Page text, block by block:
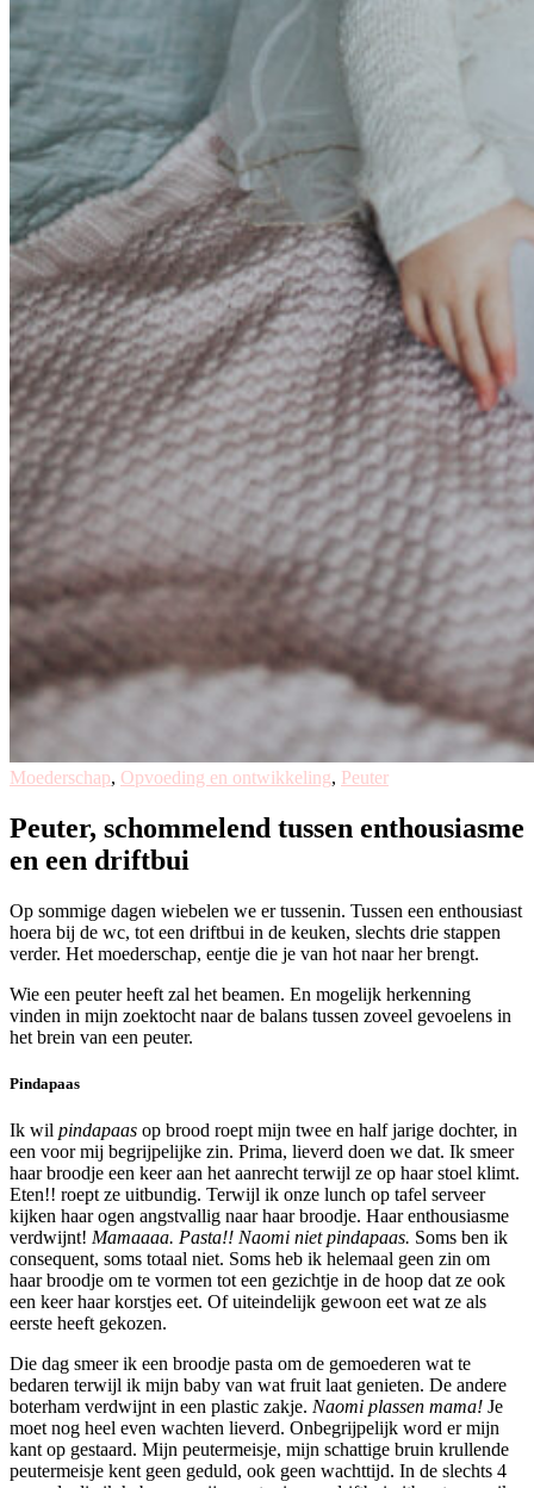
Moederschap, Opvoeding en ontwikkeling, Peuter
Peuter, schommelend tussen enthousiasme
en een driftbui
Op sommige dagen wiebelen we er tussenin. Tussen een enthousiast
hoera bij de wc, tot een driftbui in de keuken, slechts drie stappen
verder. Het moederschap, eentje die je van hot naar her brengt.
Wie een peuter heeft zal het beamen. En mogelijk herkenning
vinden in mijn zoektocht naar de balans tussen zoveel gevoelens in
het brein van een peuter.
Pindapaas
Ik wil pindapaas op brood roept mijn twee en half jarige dochter, in
een voor mij begrijpelijke zin. Prima, lieverd doen we dat. Ik smeer
haar broodje een keeraan het aanrecht terwijl ze op haar stoel klimt.
Eten!! roept ze uitbundig. Terwijl ik onze lunch op tafel serveer
kijken haar ogen angstvallig naar haar broodje. Haar enthousiasme
verdwijnt! Mamaaaa. Pasta!! Naomi niet pindapaas. Soms ben ik
consequent, soms totaal niet. Soms heb ik helemaal geen zin om
haar broodje om te vormen tot een gezichtje in de hoop dat ze ook
een keer haar korstjes eet. Of uiteindelijk gewoon eet wat ze als
eerste heeft gekozen.
Die dag smeer ik een broodje pasta om de gemoederen wat te
bedaren terwijl ik mijn baby van wat fruit laat genieten. De andere
boterham verdwijnt in een plastic zakje. Naomi plassen mama! Je
moet nog heel even wachten lieverd. Onbegrijpelijk word er mijn
kant op gestaard. Mijn peutermeisje, mijn schattige bruin krullende
peutermeisje kent geen geduld, ook geen wachttijd. In de slechts 4